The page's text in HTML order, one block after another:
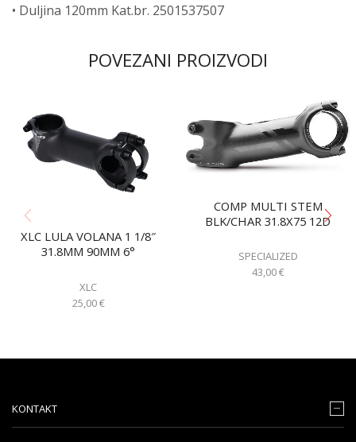
• Duljina 120mm Kat.br. 2501537507
POVEZANI PROIZVODI
XLC LULA VOLANA 1 1/8″
31.8MM 90MM 6°
XLC
25,00€
COMP MULTI STEM
BLK/CHAR 31.8X75 12D
SPECIALIZED
43,00€
KONTAKT